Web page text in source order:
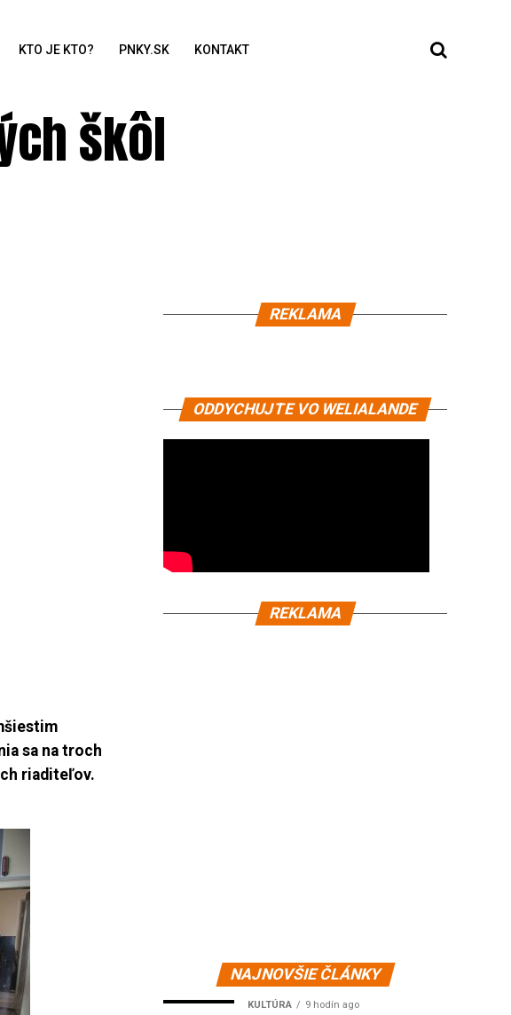
KTO JE KTO? PNKY.SK KONTAKT
škôl
sa na troch
riaditeľov.
REKLAMA
ODDYCHUJTE VO WELIALANDE
REKLAMA
NAJNOVŠIE ČLÁNKY
KULTÚRA 9 hodín ago